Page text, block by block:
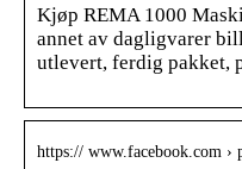
Kjøp REMA 1000
annet av dagligvarer
utlevert, ferdig pakket,
https:// www.facebook.com ›